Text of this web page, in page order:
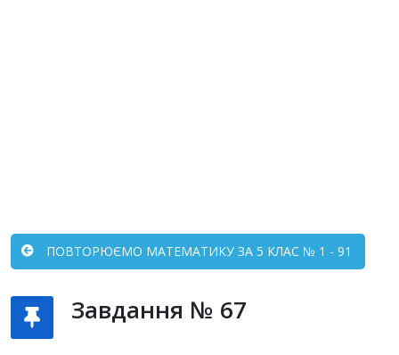
ПОВТОРЮЄМО МАТЕМАТИКУ ЗА 5 КЛАС № 1 - 91
Завдання № 67